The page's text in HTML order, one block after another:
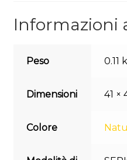
Informazioni
Peso 0.11
Dimensioni 41 ×
Colore